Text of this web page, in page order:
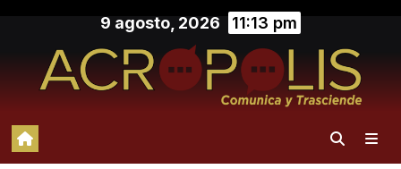
contenido
9 agosto, 2026 11:13 pm